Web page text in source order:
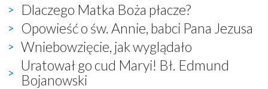
Dlaczego Matka Boża płacze?
Opowieść o św. Annie, babci Pana Jezusa
Wniebowzięcie, jak wyglądało
Uratował go cud Maryi! Bł. Edmund
Bojanowski